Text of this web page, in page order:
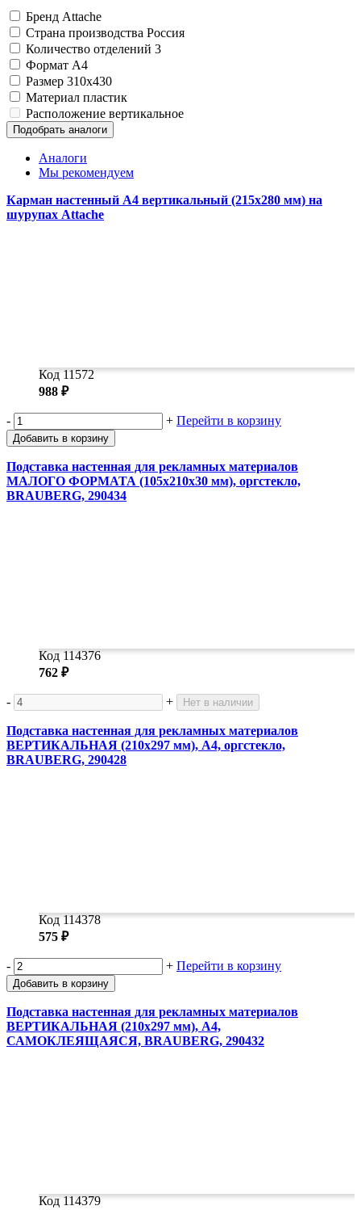
Пленки солнцезащитные для окон
Все товары раздела
Бренд Attache
Страна производства Россия
Количество отделений 3
Формат A4
Размер 310x430
Материал пластик
Расположение вертикальное
Подобрать аналоги
Аналоги
Мы рекомендуем
Карман настенный A4 вертикальный (215x280 мм) на
шурупах Attache
Код 11572
988 ₽
- + Перейти в корзину
Добавить в корзину
Подставка настенная для рекламных материалов
МАЛОГО ФОРМАТА (105х210х30 мм), оргстекло,
BRAUBERG, 290434
Код 114376
762 ₽
- + Нет в наличии
Подставка настенная для рекламных материалов
ВЕРТИКАЛЬНАЯ (210х297 мм), А4, оргстекло,
BRAUBERG, 290428
Код 114378
575 ₽
- + Перейти в корзину
Добавить в корзину
Подставка настенная для рекламных материалов
ВЕРТИКАЛЬНАЯ (210х297 мм), А4,
САМОКЛЕЯЩАЯСЯ, BRAUBERG, 290432
Код 114379